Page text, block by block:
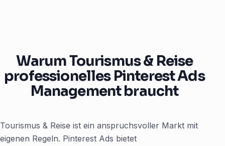
Warum Tourismus & Reise
professionelles Pinterest Ads
Management braucht
Tourismus & Reise ist ein anspruchsvoller Markt mit
eigenen Regeln. Pinterest Ads bietet